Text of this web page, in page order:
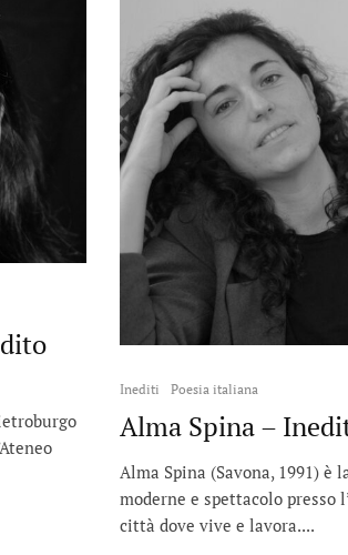
Inediti Poesia italiana
Alma Spina –
Alma Spina (Savona, 1991)
moderne e spettacolo presso
città dove vive e lavora....